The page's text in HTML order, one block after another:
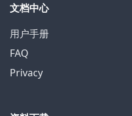
文档中心
用户手册
FAQ
Privacy